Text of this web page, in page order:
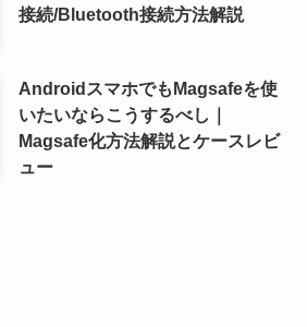
接続/Bluetooth接続方法解説
AndroidスマホでもMagsafeを使
いたいならこうするべし｜
Magsafe化方法解説とケースレビ
ュー